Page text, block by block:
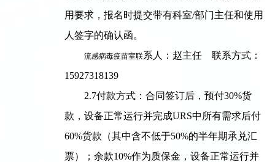
用要求，报名时提交带有科室/部门主任和使用
人签字的确认函。
流感病毒疫苗室联系人：赵主任 联系方式：
15927318139
2.7付款方式：合同签订后，预付30%货
款，设备正常运行并完成URS中所有需求后付
60%货款（其中含不低于50%的半年期承兑汇
票）；余款10%作为质保金，设备正常运行并